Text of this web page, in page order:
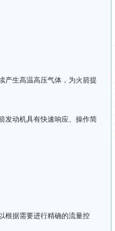
产生高温高压气体，为火箭提
发动机具有快速响应、操作简
根据需要进行精确的流量控